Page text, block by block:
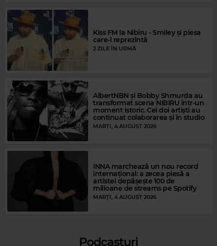
Magic FM
MADONNA THE POWER OF GOOD-BYE
Kiss FM la Nibiru - Smiley și piesa
care-l reprezintă
2 ZILE ÎN URMĂ
AlbertNBN și Bobby Shmurda au
transformat scena NIBIRU într-un
moment istoric. Cei doi artiști au
continuat colaborarea și în studio
MARȚI, 4 AUGUST 2026
INNA marchează un nou record
internațional: a zecea piesă a
artistei depășește 100 de
milioane de streams pe Spotify
MARȚI, 4 AUGUST 2026
Podcasturi